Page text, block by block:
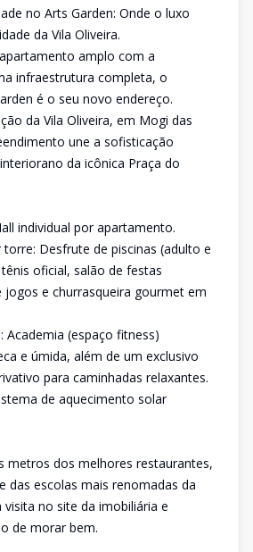
no Arts Garden: Onde o luxo
da Vila Oliveira.
amplo com a
infraestrutura completa, o
é o seu novo endereço.
da Vila Oliveira, em Mogi das
une a sofisticação
da icônica Praça do
individual por apartamento.
Desfrute de piscinas (adulto e
oficial, salão de festas
jogos e churrasqueira gourmet em
Academia (espaço fitness)
e úmida, além de um exclusivo
para caminhadas relaxantes.
de aquecimento solar
metros dos melhores restaurantes,
das escolas mais renomadas da
visita no site da imobiliária e
de morar bem.